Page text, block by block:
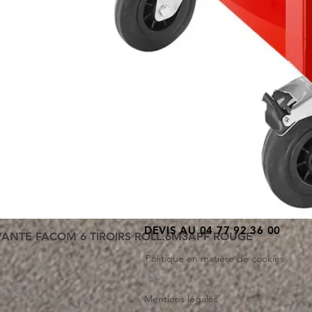
FACOM 6 TIROIRS ROLL.6M3APF ROUGE
DEVIS AU 04 77 92 36 00
Politique en matière de cookies
Mentions légales